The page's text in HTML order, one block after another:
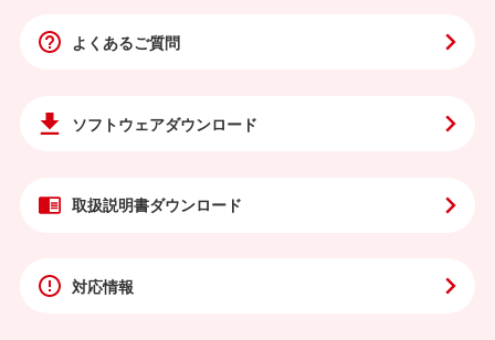
よくあるご質問
ソフトウェアダウンロード
取扱説明書ダウンロード
対応情報